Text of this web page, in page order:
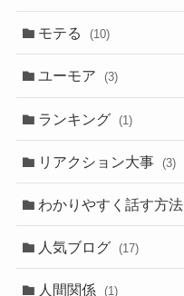
モテる (10)
ユーモア (3)
ランキング (1)
リアクション大事 (3)
わかりやすく話す方法
人気ブログ (17)
人間関係 (1)